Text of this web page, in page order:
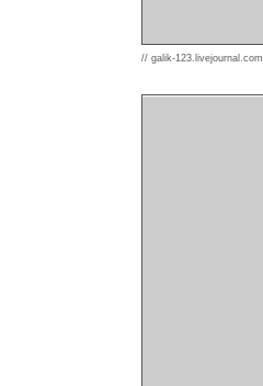
// galik-123.livejournal.com